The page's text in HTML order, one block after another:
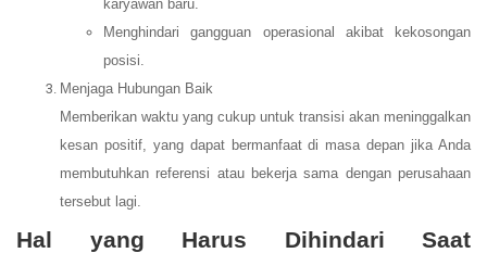
karyawan baru.
Menghindari gangguan operasional akibat kekosongan
posisi.
Menjaga Hubungan Baik
Memberikan waktu yang cukup untuk transisi akan meninggalkan
kesan positif, yang dapat bermanfaat di masa depan jika Anda
membutuhkan referensi atau bekerja sama dengan perusahaan
tersebut lagi.
Hal yang Harus Dihindari Saat